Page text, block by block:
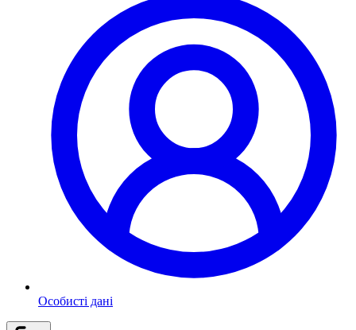
Особисті дані